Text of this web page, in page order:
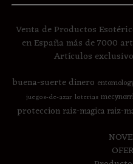
Venta de Productos
en España más de 7000
Artículos
buena-suertedinero
juegos-de-azar loterias
proteccion raiz-magica raiz-